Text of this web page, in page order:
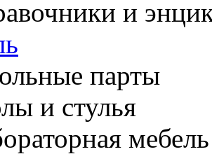
и
парты
и стулья
мебель